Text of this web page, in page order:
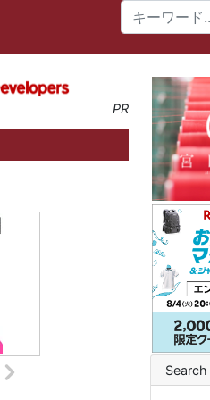
PR
Search